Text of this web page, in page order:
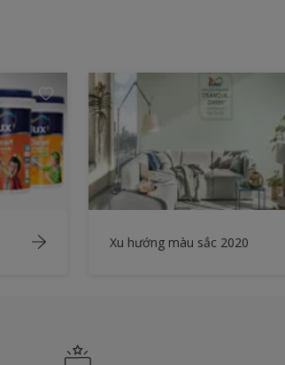
Xu hướng màu sắc 2020